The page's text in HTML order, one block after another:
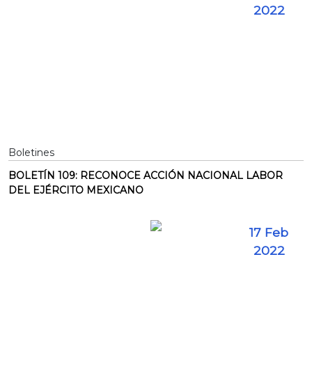
2022
Boletines
BOLETÍN 109: RECONOCE ACCIÓN NACIONAL LABOR
DEL EJÉRCITO MEXICANO
17 Feb
2022